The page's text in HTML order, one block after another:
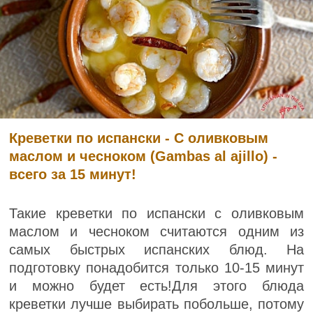
Креветки по испански - С оливковым
маслом и чесноком (Gambas al ajillo) -
всего за 15 минут!
Такие креветки по испански с оливковым
маслом и чесноком считаются одним из
самых быстрых испанских блюд. На
подготовку понадобится только 10-15 минут
и можно будет есть!Для этого блюда
креветки лучше выбирать побольше, потому